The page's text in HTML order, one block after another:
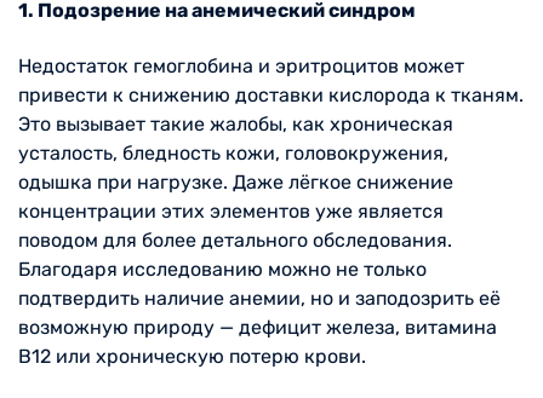
1. Подозрение на анемический синдром
Недостаток гемоглобина и эритроцитов может
привести к снижению доставки кислорода к тканям.
Это вызывает такие жалобы, как хроническая
усталость, бледность кожи, головокружения,
одышка при нагрузке. Даже лёгкое снижение
концентрации этих элементов уже является
поводом для более детального обследования.
Благодаря исследованию можно не только
подтвердить наличие анемии, но и заподозрить её
возможную природу — дефицит железа, витамина
B12 или хроническую потерю крови.